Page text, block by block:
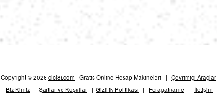
Copyright © 2026 clcl8r.com - Gratis Online Hesap Makineleri | Çevrimiçi Araçlar
Biz Kimiz | Şartlar ve Koşullar | Gizlilik Politikası | Feragatname | İletişim